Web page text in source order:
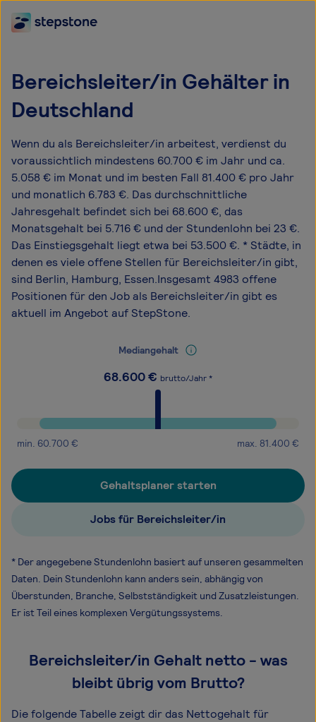
Bereichsleiter/in Gehälter in
Deutschland
Wenn du als Bereichsleiter/in arbeitest, verdienst du
voraussichtlich mindestens 60.700 € im Jahr und ca.
5.058 € im Monat und im besten Fall 81.400 € pro Jahr
und monatlich 6.783 €. Das durchschnittliche
Jahresgehalt befindet sich bei 68.600 €, das
Monatsgehalt bei 5.716 € und der Stundenlohn bei 23 €.
Das Einstiegsgehalt liegt etwa bei 53.500 €. * Städte, in
denen es viele offene Stellen für Bereichsleiter/in gibt,
sind Berlin, Hamburg, Essen.Insgesamt 4983 offene
Positionen für den Job als Bereichsleiter/in gibt es
aktuell im Angebot auf StepStone.
Mediangehalt
68.600€ brutto/Jahr *
min. 60.700 € max. 81.400 €
Gehaltsplaner starten
Jobs für Bereichsleiter/in
* Der angegebene Stundenlohn basiert auf unseren gesammelten
Daten. Dein Stundenlohn kann anders sein, abhängig von
Überstunden, Branche, Selbstständigkeit und Zusatzleistungen.
Er ist Teil eines komplexen Vergütungssystems.
Bereichsleiter/in Gehalt netto - was
bleibt übrig vom Brutto?
Die folgende Tabelle zeigt dir das Netto­gehalt für